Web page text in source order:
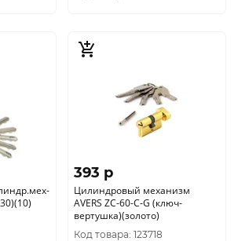
393 p
Цилиндровый механизм
AVERS ZC-60-C-G (ключ-
вертушка)(золото)
Код товара: 123718